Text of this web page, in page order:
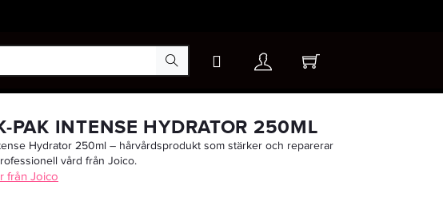
PAK INTENSE HYDRATOR 250ML
Hydrator 250ml – hårvårdsprodukt som stärker och reparerar
vård från Joico.
från Joico